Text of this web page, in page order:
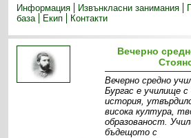
Информация
Извънкласни зaнимания
база
Екип Контакти
Вечерно
Вечерно средно
Бургас е училище
история,
висока култура,
образованост.
бъдещото с